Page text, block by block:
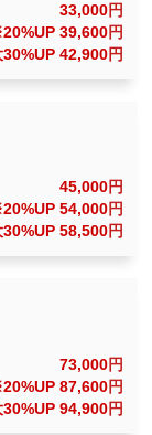
33,000円
39,600円
42,900円
45,000円
54,000円
58,500円
73,000円
87,600円
94,900円